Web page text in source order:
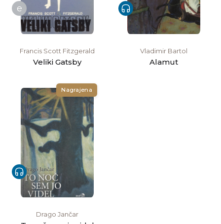
e
Francis Scott Fitzgerald
Veliki Gatsby
Vladimir Bartol
Alamut
Nagrajena
Drago Jančar